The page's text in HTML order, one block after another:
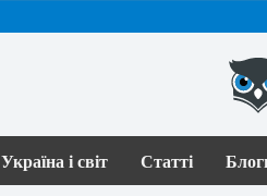
Україна і світ Статті